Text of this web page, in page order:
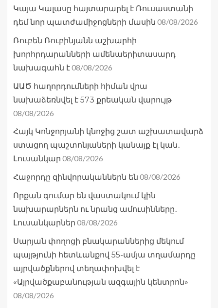
Կայա Կալասը հայտարարել է Ռուսաստանի
դեմ նոր պատժամիջոցների մասին 08/08/2026
Ռուբեն Ռուբինյանն աշխարհի
խորհրդարանների ամենաերիտասարդ
նախագահն է08/08/2026
ԱԱԾ հաղորդումների հիման վրա
նախաձեռնվել է 573 քրեական վարույթ
08/08/2026
Հայկ Կոնջորյանի կնոջից շատ աշխատավարձ
ստացող պաշտոնյաների կանայք էլ կան․
Լուսանկար 08/08/2026
Հաջորդը զինվորականներն են 08/08/2026
Որքան գումար են վաստակում կին
նախարարներն ու նրանց ամուսինները․
Լուսանկարներ 08/08/2026
Սարյան փողոցի բնակարաններից մեկում
պայթյունի հետևանքով 55-ամյա տղամարդը
այրվածքներով տեղափոխվել է
«Այրվածքաբանության ազգային կենտրոն»
08/08/2026